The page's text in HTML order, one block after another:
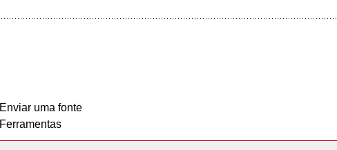
Enviar uma fonte
Ferramentas